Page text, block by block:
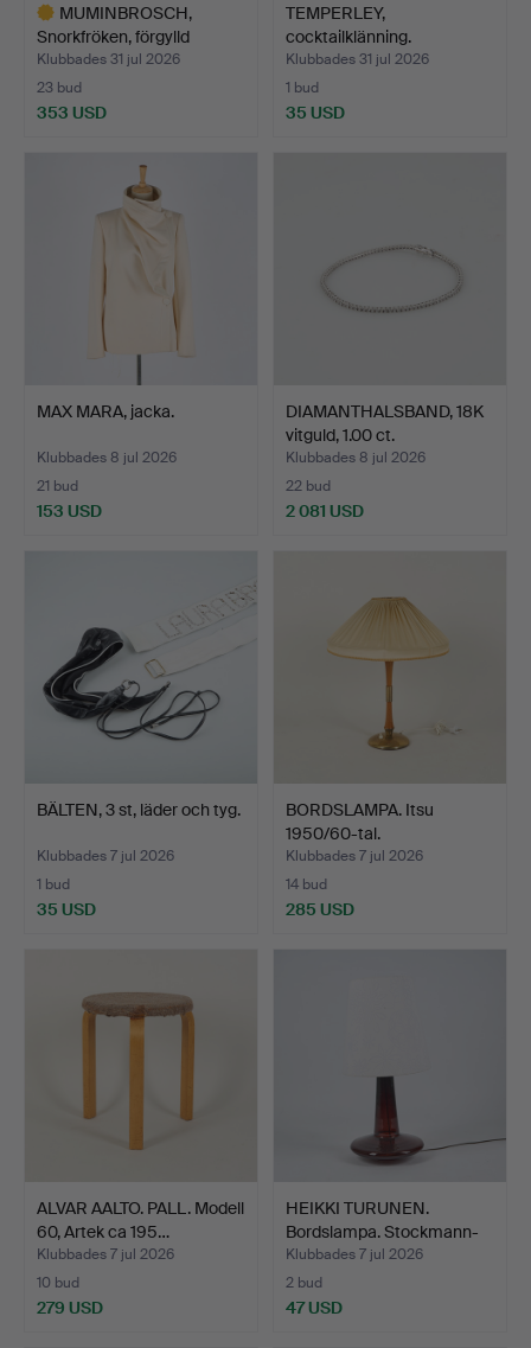
MUMINBROSCH,
Snorkfröken, förgylld
mässing…
Klubbades 31 jul 2026
23 bud
353 USD
TEMPERLEY,
cocktailklänning.
Klubbades 31 jul 2026
1 bud
35 USD
MAX MARA, jacka.
Klubbades 8 jul 2026
21 bud
153 USD
DIAMANTHALSBAND, 18K
vitguld, 1.00 ct.
Klubbades 8 jul 2026
22 bud
2 081 USD
BÄLTEN, 3 st, läder och tyg.
Klubbades 7 jul 2026
1 bud
35 USD
BORDSLAMPA. Itsu
1950/60-tal.
Klubbades 7 jul 2026
14 bud
285 USD
ALVAR AALTO. PALL. Modell
60, Artek ca 195…
Klubbades 7 jul 2026
10 bud
279 USD
HEIKKI TURUNEN.
Bordslampa. Stockmann-
Orno.
Klubbades 7 jul 2026
2 bud
47 USD